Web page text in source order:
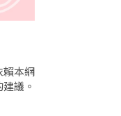
賴本網
議。